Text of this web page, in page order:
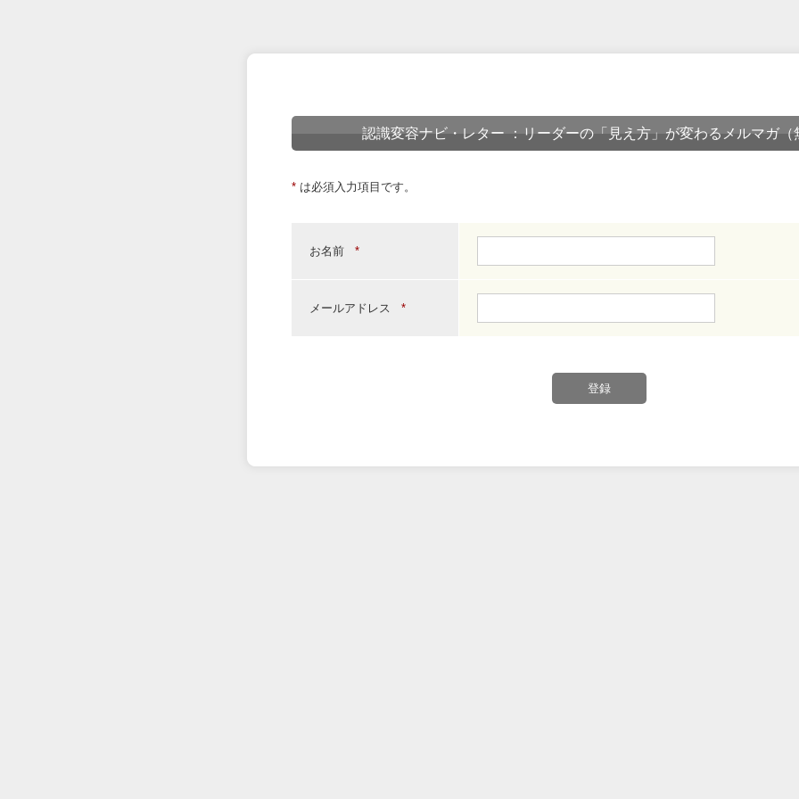
認識変容ナビ・レター ：リーダーの「見え方」が変わるメルマガ（
* は必須入力項目です。
お名前 *
メールアドレス *